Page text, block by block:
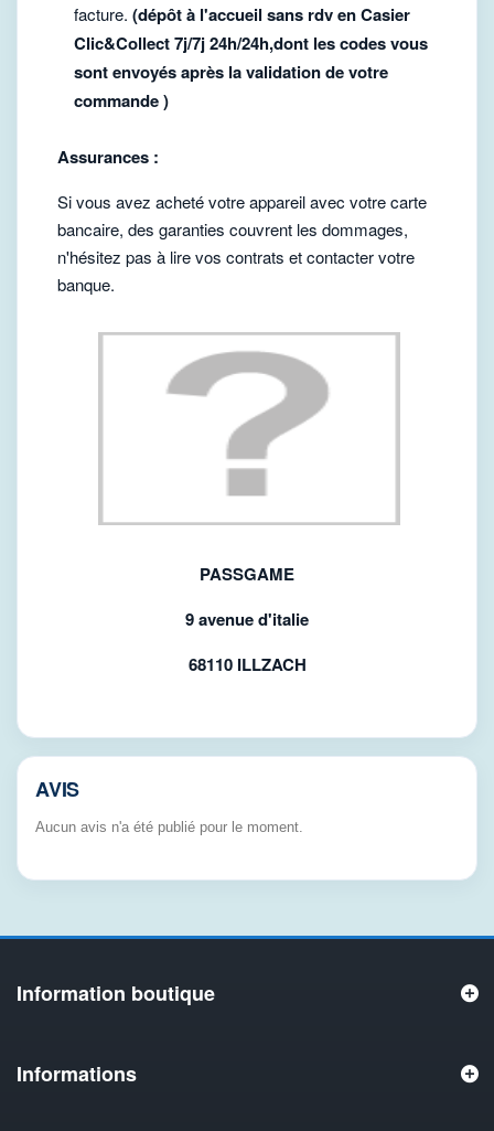
facture. (dépôt à l'accueil sans rdv en Casier
Clic&Collect 7j/7j 24h/24h,dont les codes vous
sont envoyés après la validation de votre
commande )
Assurances :
Si vous avez acheté votre appareil avec votre carte
bancaire, des garanties couvrent les dommages,
n'hésitez pas à lire vos contrats et contacter votre
banque.
PASSGAME
9 avenue d'italie
68110 ILLZACH
AVIS
Aucun avis n'a été publié pour le moment.
Information boutique
Informations